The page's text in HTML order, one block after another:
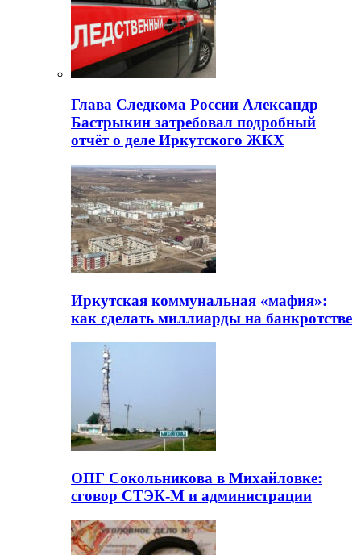
Глава Следкома России Александр
Бастрыкин затребовал подробный
отчёт о деле Иркутского ЖКХ
Иркутская коммунальная «мафия»:
как сделать миллиарды на банкротстве
ОПГ Сокольникова в Михайловке:
сговор СТЭК-М и администрации